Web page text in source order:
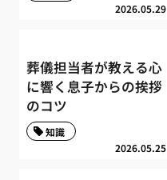
2026.05.29
葬儀担当者が教える心
に響く息子からの挨拶
のコツ
2026.05.25
知識